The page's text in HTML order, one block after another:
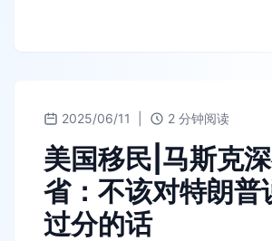
2025/06/11 2 分钟阅读
美国移民|马斯克
省：不该对特朗普
过分的话